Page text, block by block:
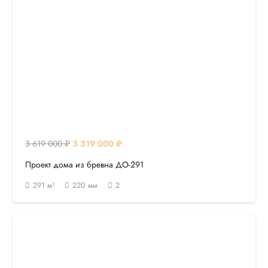
3 619 000₽ Первоначальная
цена
3 319 000 ₽Текущая
цена:
Проект дома из бревна ДО-291
291 м² 220 мм 2